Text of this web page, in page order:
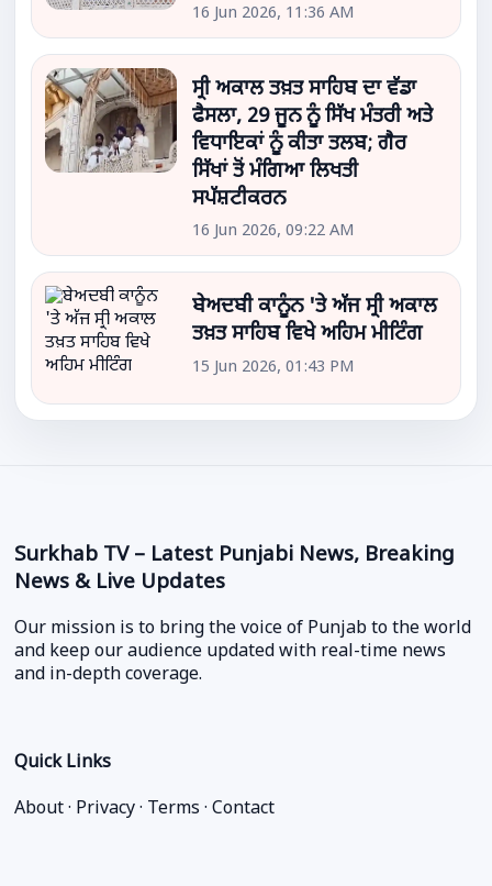
16 Jun 2026, 11:36 AM
ਸ੍ਰੀ ਅਕਾਲ ਤਖ਼ਤ ਸਾਹਿਬ ਦਾ ਵੱਡਾ
ਫੈਸਲਾ, 29 ਜੂਨ ਨੂੰ ਸਿੱਖ ਮੰਤਰੀ ਅਤੇ
ਵਿਧਾਇਕਾਂ ਨੂੰ ਕੀਤਾ ਤਲਬ; ਗੈਰ
ਸਿੱਖਾਂ ਤੋਂ ਮੰਗਿਆ ਲਿਖਤੀ
ਸਪੱਸ਼ਟੀਕਰਨ
16 Jun 2026, 09:22 AM
ਬੇਅਦਬੀ ਕਾਨੂੰਨ 'ਤੇ ਅੱਜ ਸ੍ਰੀ ਅਕਾਲ
ਤਖ਼ਤ ਸਾਹਿਬ ਵਿਖੇ ਅਹਿਮ ਮੀਟਿੰਗ
15 Jun 2026, 01:43 PM
Surkhab TV – Latest Punjabi News, Breaking
News & Live Updates
Our mission is to bring the voice of Punjab to the world
and keep our audience updated with real-time news
and in-depth coverage.
Quick Links
About· Privacy· Terms ·Contact